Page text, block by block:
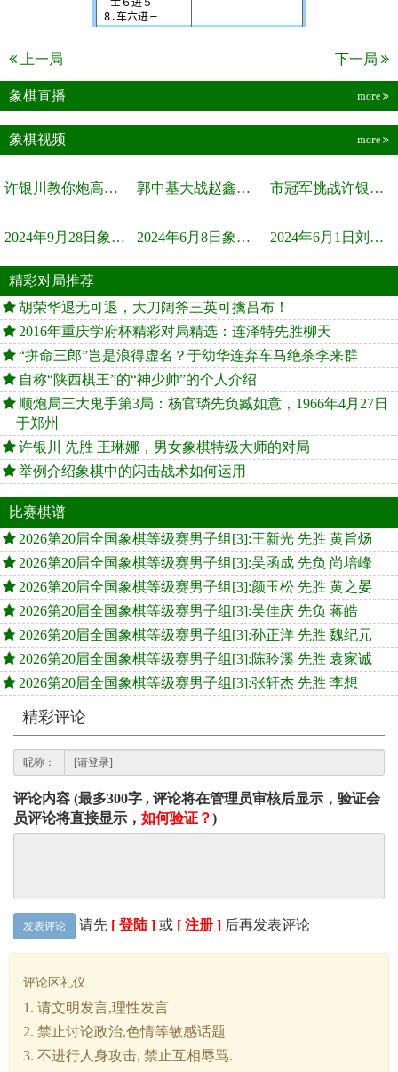
上一局 下一局
象棋直播 more
象棋视频 more
许银川教你炮高兵士象全如何赢士象全，简单四步即可 郭中基大战赵鑫鑫，许银川激情讲解 市冠军挑战许银川，急进中兵变化真激烈！
2024年9月28日象棋世界栏目，刘君、蒋川讲解了第九届杨官璘杯象棋... 2024年6月8日象棋世界，刘君、蒋川讲解了第九届杨官璘杯全国象棋... 2024年6月1日刘君、蒋川讲解第三届上海杯象棋大师赛谢靖与李少庚...
精彩对局推荐
胡荣华退无可退，大刀阔斧三英可擒吕布！
2016年重庆学府杯精彩对局精选：连泽特先胜柳天
“拼命三郎”岂是浪得虚名？于幼华连弃车马绝杀李来群
自称“陕西棋王”的“神少帅”的个人介绍
顺炮局三大鬼手第3局：杨官璘先负臧如意，1966年4月27日
于郑州
许银川 先胜 王琳娜，男女象棋特级大师的对局
举例介绍象棋中的闪击战术如何运用
比赛棋谱
2026第20届全国象棋等级赛男子组[3]:王新光 先胜 黄旨炀
2026第20届全国象棋等级赛男子组[3]:吴函成 先负 尚培峰
2026第20届全国象棋等级赛男子组[3]:颜玉松 先胜 黄之晏
2026第20届全国象棋等级赛男子组[3]:吴佳庆 先负 蒋皓
2026第20届全国象棋等级赛男子组[3]:孙正洋 先胜 魏纪元
2026第20届全国象棋等级赛男子组[3]:陈聆溪 先胜 袁家诚
2026第20届全国象棋等级赛男子组[3]:张轩杰 先胜 李想
精彩评论
昵称：
评论内容 (最多300字 , 评论将在管理员审核后显示，验证会
员评论将直接显示， 如何验证？)
发表评论 请先 [ 登陆 ] 或 [ 注册 ] 后再发表评论
评论区礼仪
1. 请文明发言,理性发言
2. 禁止讨论政治,色情等敏感话题
3. 不进行人身攻击, 禁止互相辱骂.